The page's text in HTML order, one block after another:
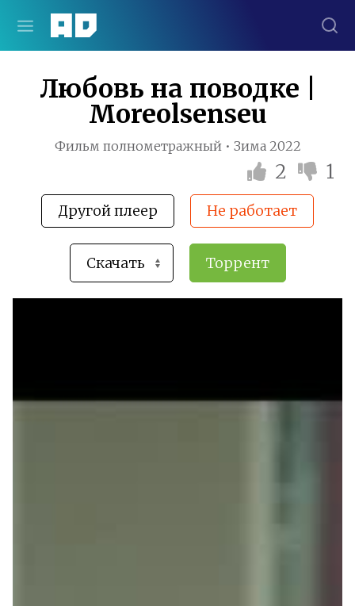
Любовь на поводке |
Moreolsenseu
Фильм полнометражный • Зима 2022
2 1
Другой плеер Не работает
Торрент